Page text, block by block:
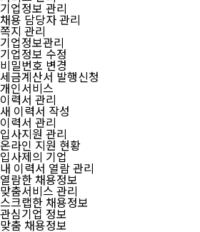
기업정보 관리
채용 담당자 관리
쪽지 관리
기업정보관리
기업정보 수정
비밀번호 변경
세금계산서 발행신청
개인서비스
이력서 관리
새 이력서 작성
이력서 관리
입사지원 관리
온라인 지원 현황
입사제의 기업
내 이력서 열람 관리
열람한 채용정보
맞춤서비스 관리
스크랩한 채용정보
관심기업 정보
맞춤 채용정보